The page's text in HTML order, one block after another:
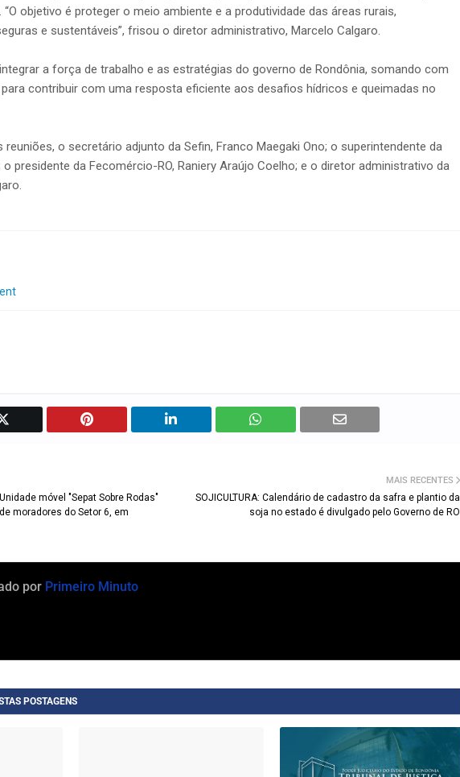
objetivo é proteger o meio ambiente e a produtividade das áreas rurais,
e sustentáveis”, frisou o diretor administrativo, Marcelo Calgaro.
a força de trabalho e as estratégias do governo de Rondônia, somando com
contribuir com uma resposta eficiente aos desafios hídricos e queimadas no
reuniões, o secretário adjunto da Sefin, Franco Maegaki Ono; o superintendente da
o presidente da Fecomércio-RO, Raniery Araújo Coelho; e o diretor administrativo da
MAIS RECENTES
SOJICULTURA: Calendário de cadastro da safra e plantio da
soja no estado é divulgado pelo Governo de RO
Unidade móvel "Sepat Sobre Rodas"
moradores do Setor 6, em
por Primeiro Minuto
POSTAGENS